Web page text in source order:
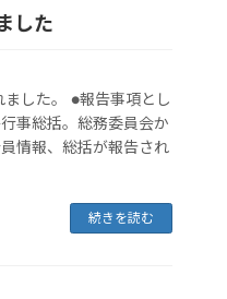
した
した。 ●報告事項とし
事総括。総務委員会か
情報、総括が報告され
続きを読む